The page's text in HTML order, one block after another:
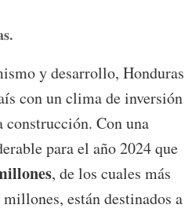
y desarrollo, Honduras
con un clima de inversión
construcción. Con una
para el año 2024 que
, de los cuales más
están destinados a